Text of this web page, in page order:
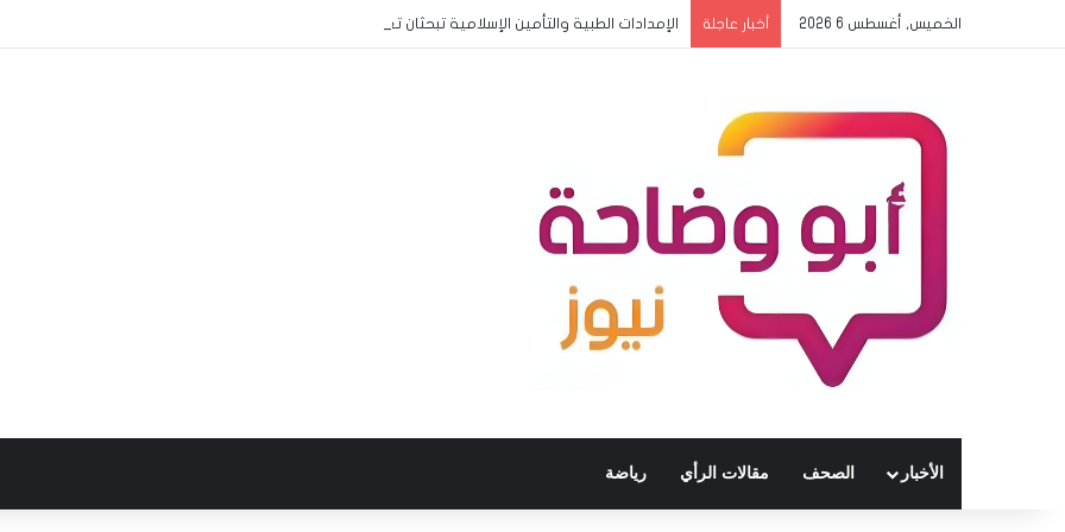
الخميس, أغسطس 6 2026 أخبار عاجلة الإمدادات الطبية والتأمين الإسلامية تبحثان تعزيز الشراكة وتطوير خدمات التأمين
الأخبار الصحف مقالات الرأي رياضة